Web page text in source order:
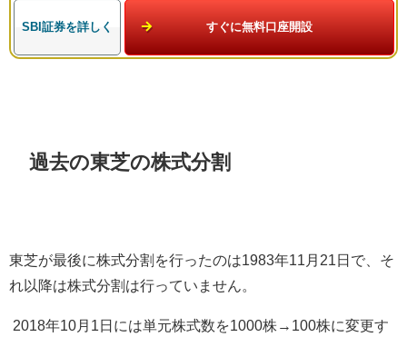
SBI証券を詳しく すぐに無料口座開設
過去の東芝の株式分割
東芝が最後に株式分割を行ったのは1983年11 月 21 日で、そ
れ以降は株式分割は行っていません。
2018年10月 1 日には単元株式数を1000株→ 100株に変更す